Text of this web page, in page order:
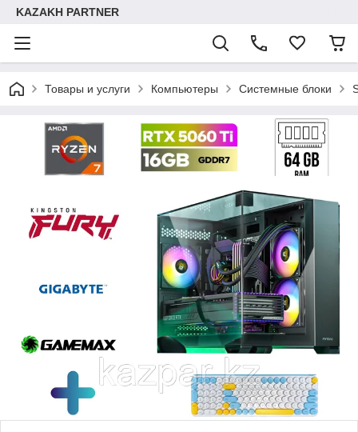
KAZAKH PARTNER
Товары и услуги Компьютеры Системные блоки